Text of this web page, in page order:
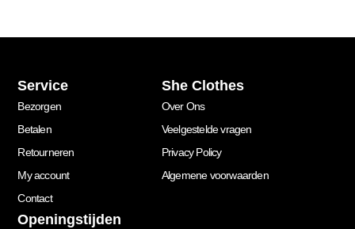
Service
Bezorgen
Betalen
Retourneren
My account
Contact
She Clothes
Over Ons
Veelgestelde vragen
Privacy Policy
Algemene voorwaarden
Openingstijden